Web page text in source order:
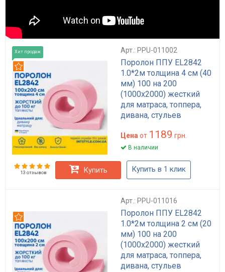
Хит продаж Арт.: PPU-011002
Поролон ППУ EL2842
1.0*2м толщина 4 см (40
мм) 100 на 200
(1000х2000) жесткий
для матраса, топпера,
дивана, стульев
Цена от 1189 грн.
В наличии
13 отзывов Купить Купить в 1 клик
Арт.: PPU-011016
Поролон ППУ EL2842
1.0*2м толщина 2 см (20
мм) 100 на 200
(1000х2000) жесткий
для матраса, топпера,
дивана, стульев